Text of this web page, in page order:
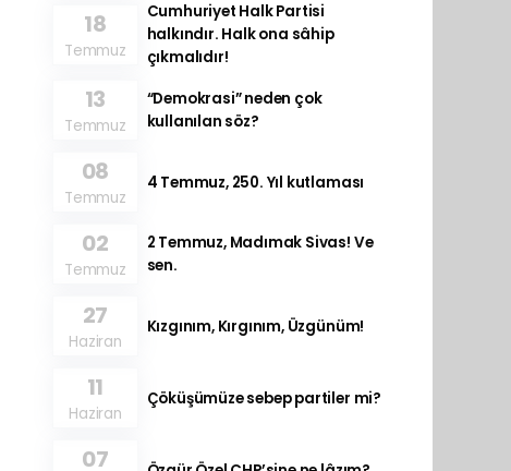
18
Temmuz
Cumhuriyet Halk Partisi
halkındır. Halk ona sâhip
çıkmalıdır!
13
Temmuz
“Demokrasi” neden çok
kullanılan söz?
08
Temmuz
4 Temmuz, 250. Yıl kutlaması
02
Temmuz
2 Temmuz, Madımak Sivas! Ve
sen.
27
Haziran
Kızgınım, Kırgınım, Üzgünüm!
11
Haziran
Çöküşümüze sebep partiler mi?
07